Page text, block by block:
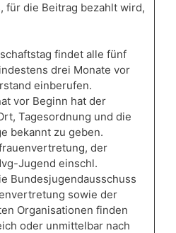
für die Beitrag bezahlt wird,
findet alle fünf
drei Monate vor
einberufen.
vor Beginn hat der
Tagesordnung und die
bekannt zu geben.
der
Jugend einschl.
Bundesjugendausschuss
sowie der
Organisationen finden
oder unmittelbar nach